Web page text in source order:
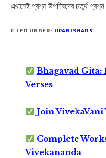
এখানেই প্রশ্ন উপনিষদের চতুর্থ
FILED UNDER: UPANISHADS
Bhagavad Gita:
Verses
Join
Complete
Vivekananda